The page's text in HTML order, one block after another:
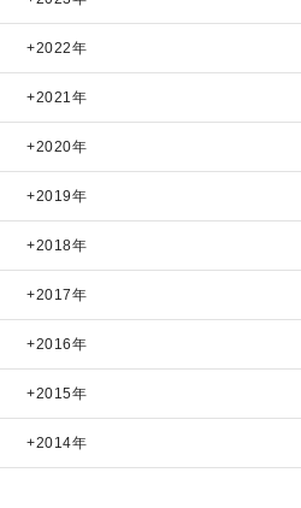
2022年
2021年
2020年
2019年
2018年
2017年
2016年
2015年
2014年